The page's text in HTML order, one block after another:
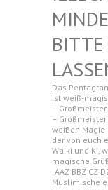
Das
ist weiß-
–
–
weißen
der von euch
Waiki und Ki,
magische
-AAZ-BBZ-CZ-
Muslimische